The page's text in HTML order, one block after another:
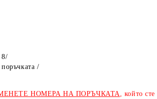
8/
/
/за готови
НОМЕРА НА ПОРЪЧКАТА, който